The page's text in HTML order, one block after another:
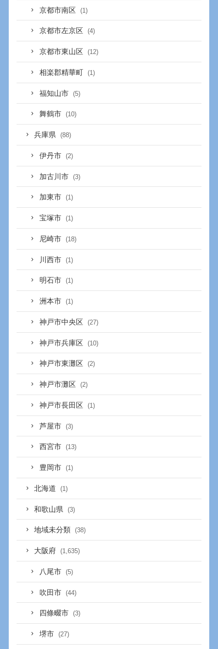
京都市南区 (1)
京都市左京区 (4)
京都市東山区 (12)
相楽郡精華町 (1)
福知山市 (5)
舞鶴市 (10)
兵庫県 (88)
伊丹市 (2)
加古川市 (3)
加東市 (1)
宝塚市 (1)
尼崎市 (18)
川西市 (1)
明石市 (1)
洲本市 (1)
神戸市中央区 (27)
神戸市兵庫区 (10)
神戸市東灘区 (2)
神戸市灘区 (2)
神戸市長田区 (1)
芦屋市 (3)
西宮市 (13)
豊岡市 (1)
北海道 (1)
和歌山県 (3)
地域未分類 (38)
大阪府 (1,635)
八尾市 (5)
吹田市 (44)
四條畷市 (3)
堺市 (27)